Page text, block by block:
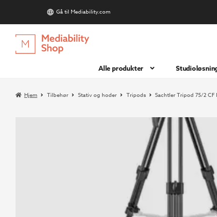
Gå til Mediability.com
Hopp
til
Hopp
til
Alle produkter
Hjem Tilbehør Stativ og hoder Tripods Sachtler Tripod 75/2 CF